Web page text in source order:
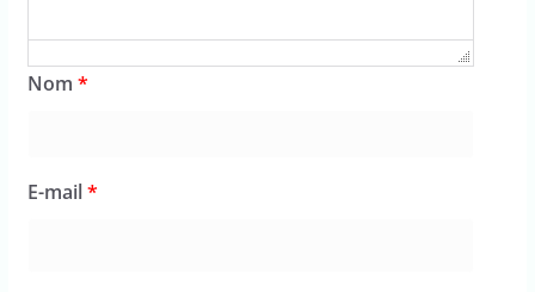
Nom *
E-mail*